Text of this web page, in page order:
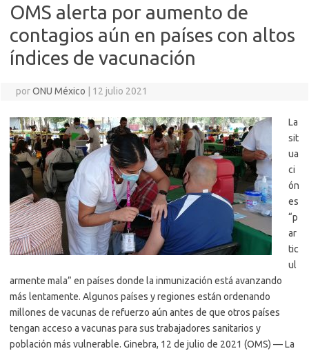
OMS alerta por aumento de
contagios aún en países con altos
índices de vacunación
porONU México 12 julio 2021
La
sit
ua
ci
ón
es
“p
ar
tic
ul
armente mala” en países donde la inmunización está avanzando
más lentamente. Algunos países y regiones están ordenando
millones de vacunas de refuerzo aún antes de que otros países
tengan acceso a vacunas para sus trabajadores sanitarios y
población más vulnerable. Ginebra, 12 de julio de 2021 (OMS) — La